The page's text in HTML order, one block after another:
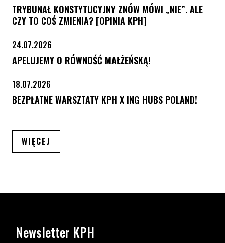
TRYBUNAŁ KONSTYTUCYJNY ZNÓW MÓWI „NIE”. ALE
CZY TO COŚ ZMIENIA? [OPINIA KPH]
24.07.2026
APELUJEMY O RÓWNOŚĆ MAŁŻEŃSKĄ!
18.07.2026
BEZPŁATNE WARSZTATY KPH X ING HUBS POLAND!
WIĘCEJ
Newsletter KPH